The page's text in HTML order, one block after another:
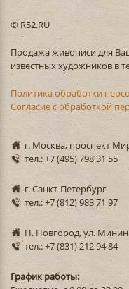
© R52.RU
Продажа живописи для
известных художников в
Политика обработки
Согласие с обработкой
г. Москва, проспект
тел.: +7 (495) 798 31 55
г. Санкт-Петербург
тел.: +7 (812) 983 71 97
Н. Новгород, ул.
тел.: +7 (831) 212 94 84
График работы: